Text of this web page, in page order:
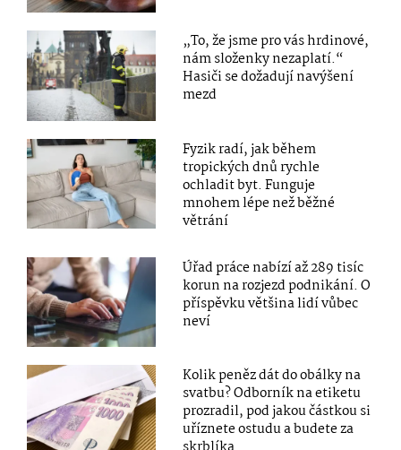
„To, že jsme pro vás hrdinové,
nám složenky nezaplatí.“
Hasiči se dožadují navýšení
mezd
Fyzik radí, jak během
tropických dnů rychle
ochladit byt. Funguje
mnohem lépe než běžné
větrání
Úřad práce nabízí až 289 tisíc
korun na rozjezd podnikání. O
příspěvku většina lidí vůbec
neví
Kolik peněz dát do obálky na
svatbu? Odborník na etiketu
prozradil, pod jakou částkou si
uříznete ostudu a budete za